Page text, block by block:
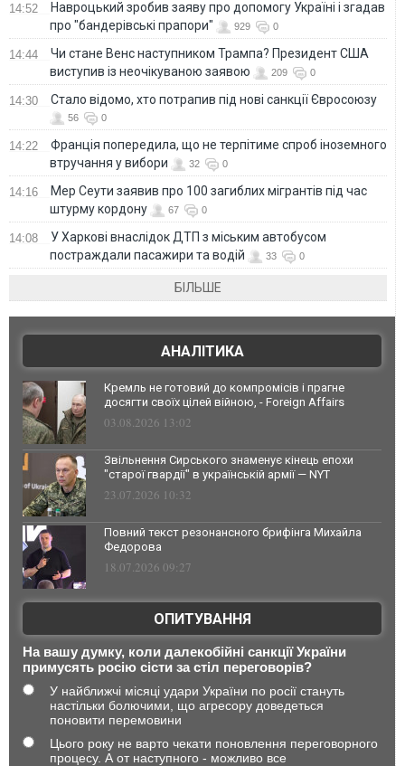
14:52
Навроцький зробив заяву про допомогу Україні і згадав
про "бандерівські прапори"
929 0
14:44
Чи стане Венс наступником Трампа? Президент США
виступив із неочікуваною заявою
209 0
14:30 Стало відомо, хто потрапив під нові санкції Євросоюзу
56 0
14:22
Франція попередила, що не терпітиме спроб іноземного
втручання у вибори
32 0
14:16
Мер Сеути заявив про 100 загиблих мігрантів під час
штурму кордону
67 0
14:08
У Харкові внаслідок ДТП з міським автобусом
постраждали пасажири та водій
33 0
БІЛЬШЕ
АНАЛІТИКА
Кремль не готовий до компромісів і прагне
досягти своїх цілей війною, - Foreign Affairs
03.08.2026 13:02
Звільнення Сирського знаменує кінець епохи
"старої гвардії" в українській армії — NYT
23.07.2026 10:32
Повний текст резонансного брифінга Михайла
Федорова
18.07.2026 09:27
ОПИТУВАННЯ
На вашу думку, коли далекобійні санкції України
примусять росію сісти за стіл переговорів?
У найближчі місяці удари України по росії стануть
настільки болючими, що агресору доведеться
поновити перемовини
Цього року не варто чекати поновлення переговорного
процесу. А от наступного - можливо все